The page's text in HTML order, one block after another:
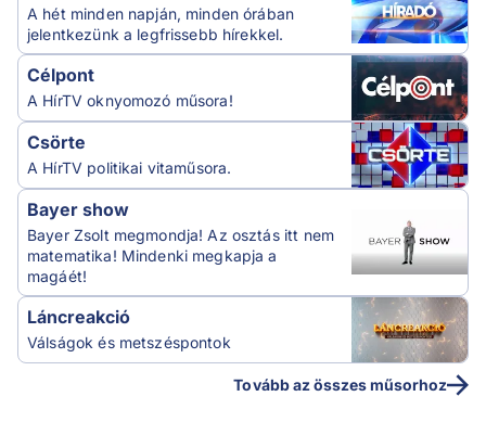
A hét minden napján, minden órában
jelentkezünk a legfrissebb hírekkel.
Célpont
A HírTV oknyomozó műsora!
Csörte
A HírTV politikai vitaműsora.
Bayer show
Bayer Zsolt megmondja! Az osztás itt nem
matematika! Mindenki megkapja a
magáét!
Láncreakció
Válságok és metszéspontok
Tovább az összes műsorhoz